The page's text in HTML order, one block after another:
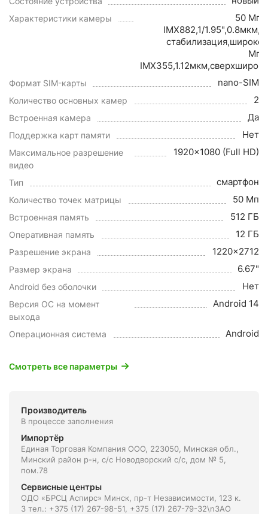
Характеристики камеры
50
IMX882,1/
Формат SIM-карты nano-SIM
Количество основных камер 2
Встроенная камера Да
Поддержка карт памяти Нет
Максимальное разрешение
видео
1920x1080 (Full HD)
Тип смартфон
Количество точек матрицы 50 Мп
Встроенная память 512 ГБ
Оперативная память 12 ГБ
Разрешение экрана 1220x2712
Размер экрана 6.67"
Android без оболочки Нет
Версия ОС на момент
выхода
Android 14
Операционная система Android
Смотреть все параметры
Производитель
В процессе заполнения
Импортёр
Единая Торговая Компания ООО, 223050, Минская обл.,
Минский район р-н, с/с Новодворский с/с, дом № 5,
пом.78
Сервисные центры
ОДО «БРСЦ Аспирс» Минск, пр-т Независимости, 123 к.
3 тел.: +375 (17) 267-98-51, +375 (17) 267-79-32\nЗАО